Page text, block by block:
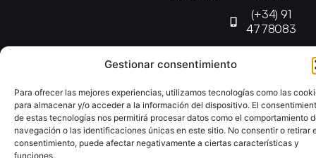
Gestionar consentimiento
Para ofrecer las mejores experiencias, utilizamos tecnologías como las
para almacenar y/o acceder a la información del dispositivo. El
de estas tecnologías nos permitirá procesar datos como el comportamiento
navegación o las identificaciones únicas en este sitio. No consentir o retirar
consentimiento, puede afectar negativamente a ciertas características y
funciones.
(+34) 91
4778083
Copyright © 2025 Federación Madrileña de Tenis de Mesa |
Desarrollado porTOOOLS
Aviso LegalPolítica de CookiesPolítica de Privacidad